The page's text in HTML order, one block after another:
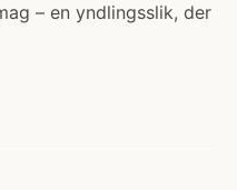
– en yndlingsslik, der